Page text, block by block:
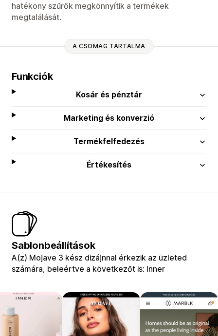
hatékony szűrők megkönnyítik a termékek
megtalálását.
A CSOMAG TARTALMA
Funkciók
Kosár és pénztár
Marketing és konverzió
Termékfelfedezés
Értékesítés
Sablonbeállítások
A(z) Mojave 3 kész dizájnnal érkezik az üzleted
számára, beleértve a következőt is: Inner